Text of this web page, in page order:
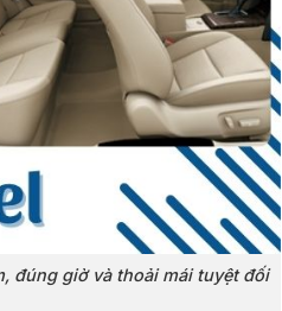
đúng giờ và thoải mái tuyệt đối